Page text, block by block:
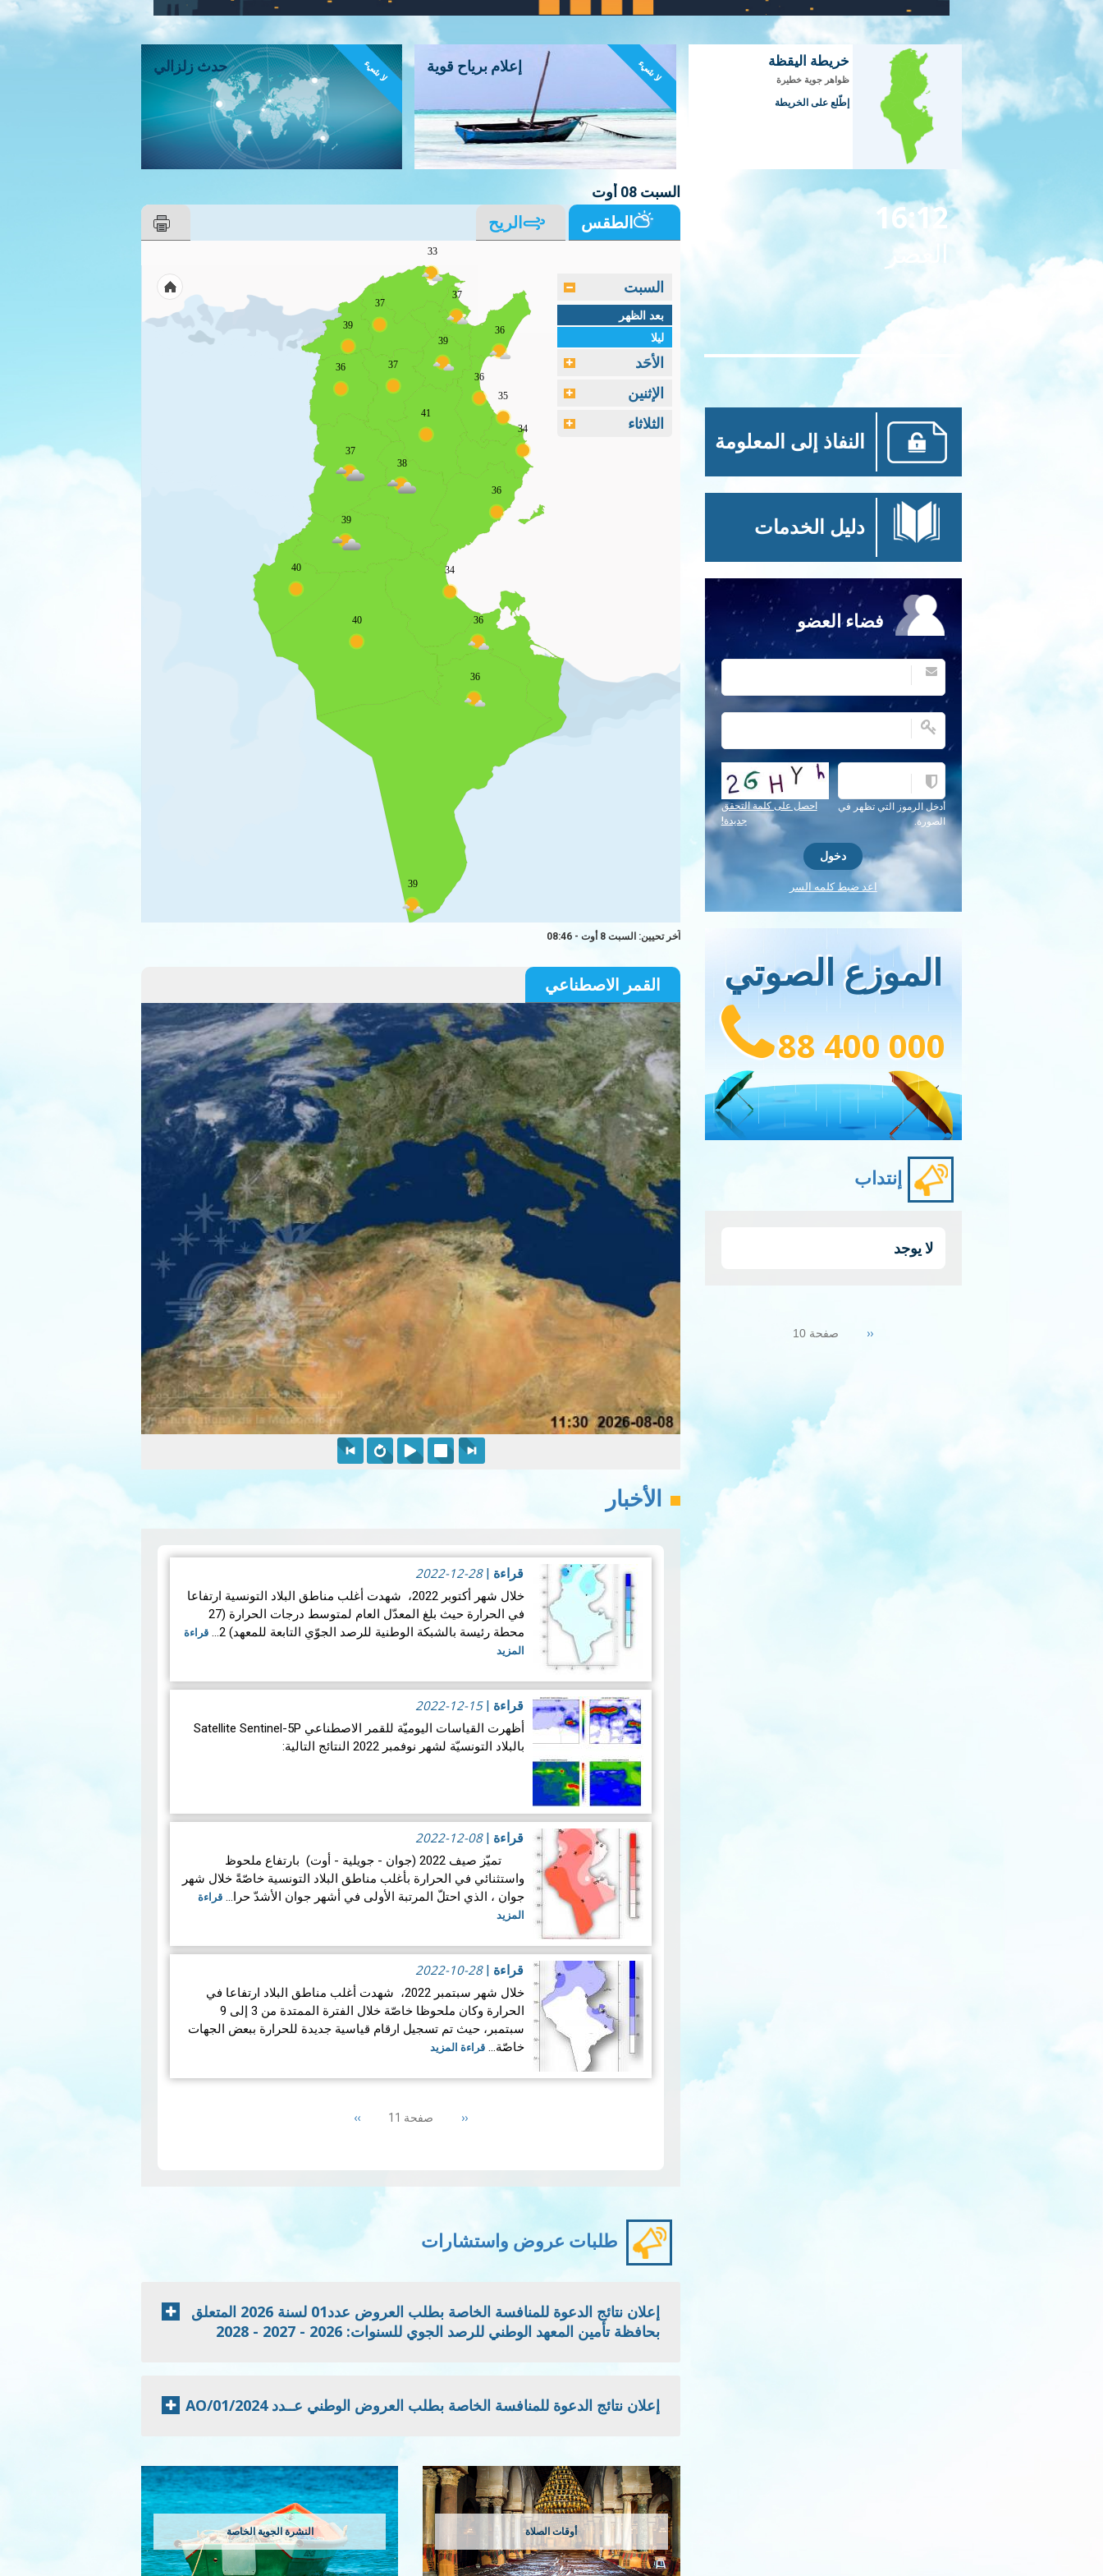
خريطة اليقظة
ظواهر جوية خطيرة
إطّلع على الخريطة
إعلام برياح قوية لا شيء حدث زلزالي لا شيء
السبت 08 أوت
الطقس الريح
37
33
36
39
37
37
39
36
41
36
35
34
37
38
36
34
39
40
40 36
36
39
السبت
بعد الظهر
ليلا
الأحَد
الإثنين
الثلاثاء
آخر تحيين: السبت 8 أوت - 08:46
القمر الاصطناعي
الأخبار
قراءة |
2022-12-28
خلال شهر أكتوبر 2022، شهدت أغلب مناطق البلاد التونسية ارتفاعا
في الحرارة حيث بلغ المعدّل العام لمتوسط ​​درجات الحرارة (27
محطة رئيسة بالشبكة الوطنية للرصد الجوّي التابعة للمعهد) 2…
قراءة
المزيد
قراءة |
2022-12-15
بالبلاد التونسيّة لشهر نوفمبر 2022 النتائج التالية:
مقارنة بين شهر نوفمبر 2022 و نفس الشهر من السنة الماضية:
قراءة المزيد
قراءة |
2022-12-08
تميّز صيف 2022 (جوان - جويلية - أوت) بارتفاع ملحوظ
واستثنائي في الحرارة بأغلب مناطق البلاد التونسية خاصّةً خلال شهر
جوان ، الذي احتلّ المرتبة الأولى في أشهر جوان الأشدّ حرا…قراءة
المزيد
قراءة |
2022-10-28
خلال شهر سبتمبر 2022، شهدت أغلب مناطق البلاد ارتفاعا في
الحرارة وكان ملحوظا خاصّة خلال الفترة الممتدة من 3 إلى 9
سبتمبر، حيث تم تسجيل ارقام قياسية جديدة للحرارة ببعض الجهات
خاصّة…قراءة المزيد
Previous
‹‹ صفحة 11 Next
››
طلبات عروض واستشارات
إعلان نتائج الدعوة للمنافسة الخاصة بطلب العروض عدد01 لسنة 2026 المتعلق
بحافظة تأمين المعهد الوطني للرصد الجوي للسنوات: 2026 - 2027 - 2028
إعلان نتائج الدعوة للمنافسة الخاصة بطلب العروض الوطني عــدد 2024/AO/01
النشرة الجوية الخاصة أوقات الصلاة
16:12
العصر
النفاذ إلى المعلومة
دليل الخدمات
فضاء العضو
أدخل الرموز التي تظهر في
الصورة.
احصل على كلمة التحقق
جديدة!
اعد ضبط كلمه السر
الموزع الصوتي
88 400 000
إنتداب
لا يوجد
Previous
‹‹ صفحة 10